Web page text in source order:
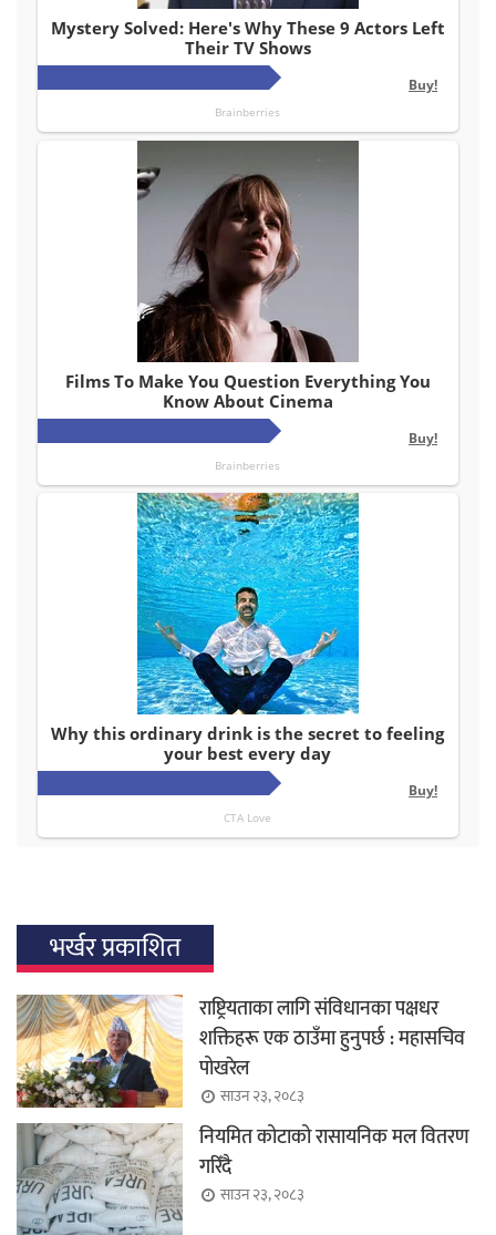
भर्खर प्रकाशित
राष्ट्रियताका लागि संविधानका पक्षधर
शक्तिहरू एक ठाउँमा हुनुपर्छ : महासचिव
पोखरेल
साउन २३, २०८३
नियमित कोटाको रासायनिक मल वितरण
गरिँदै
साउन २३, २०८३